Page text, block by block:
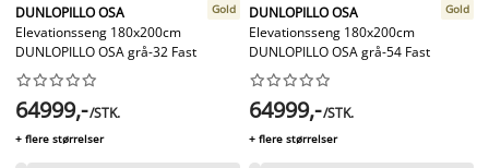
DUNLOPILLO OSA
Elevationsseng 180x200cm
DUNLOPILLO OSA grå-32 Fast
Gold






64999,-/STK.
+ flere størrelser
DUNLOPILLO OSA
Elevationsseng 180x200cm
DUNLOPILLO OSA grå-54 Fast
Gold






64999,-/STK.
+ flere størrelser